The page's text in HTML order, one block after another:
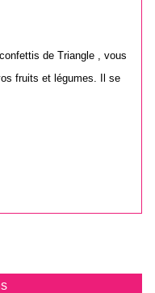
de Triangle , vous
fruits et légumes. Il se